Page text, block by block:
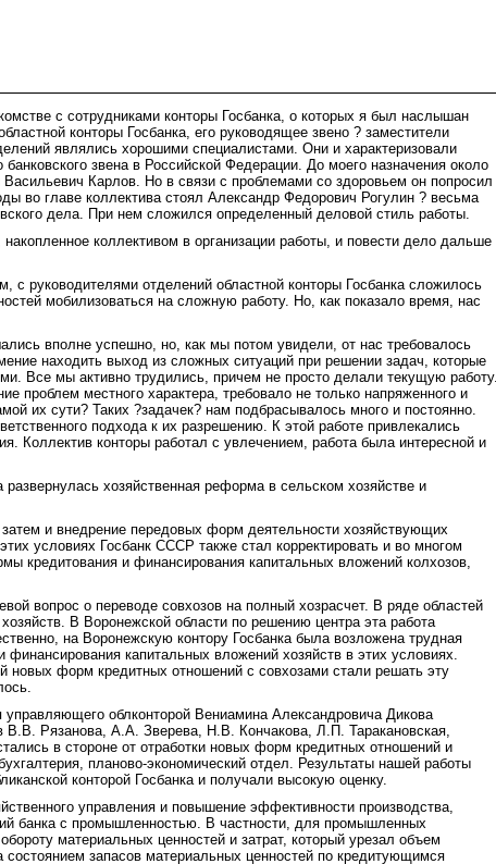
с сотрудниками конторы Госбанка, о которых я был наслышан
конторы Госбанка, его руководящее звено ? заместители
являлись хорошими специалистами. Они и характеризовали
банковского звена в Российской Федерации. До моего назначения около
Васильевич Карлов. Но в связи с проблемами со здоровьем он попросил
во главе коллектива стоял Александр Федорович Рогулин ? весьма
дела. При нем сложился определенный деловой стиль работы.
коллективом в организации работы, и повести дело дальше
с руководителями отделений областной конторы Госбанка сложилось
мобилизоваться на сложную работу. Но, как показало время, нас
вполне успешно, но, как мы потом увидели, от нас требовалось
находить выход из сложных ситуаций при решении задач, которые
Все мы активно трудились, причем не просто делали текущую работу.
проблем местного характера, требовало не только напряженного и
их сути? Таких ?задачек? нам подбрасывалось много и постоянно.
подхода к их разрешению. К этой работе привлекались
Коллектив конторы работал с увлечением, работа была интересной и
хозяйственная реформа в сельском хозяйстве и
и внедрение передовых форм деятельности хозяйствующих
условиях Госбанк СССР также стал корректировать и во многом
кредитования и финансирования капитальных вложений колхозов,
вопрос о переводе совхозов на полный хозрасчет. В ряде областей
В Воронежской области по решению центра эта работа
на Воронежскую контору Госбанка была возложена трудная
финансирования капитальных вложений хозяйств в этих условиях.
новых форм кредитных отношений с совхозами стали решать эту
облконторой Вениамина Александровича Дикова
В.В. Рязанова, А.А. Зверева, Н.В. Кончакова, Л.П. Таракановская,
в стороне от отработки новых форм кредитных отношений и
планово-экономический отдел. Результаты нашей работы
конторой Госбанка и получали высокую оценку.
управления и повышение эффективности производства,
банка с промышленностью. В частности, для промышленных
материальных ценностей и затрат, который урезал объем
состоянием запасов материальных ценностей по кредитующимся